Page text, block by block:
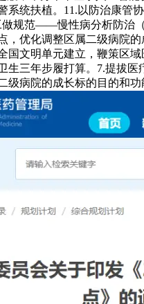
统扶植。11.以防治康
规范——慢性病分析防治
，优化调整区属二级病院
文明单元建立，鞭策区
生三年步履打算。7.提拔
病院的成长标的目的和